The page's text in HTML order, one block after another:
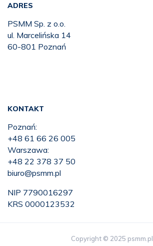
ADRES
PSMM Sp. z o.o.
ul. Marcelińska 14
60-801 Poznań
KONTAKT
Poznań:
+48 61 66 26 005
Warszawa:
+48 22 378 37 50
biuro@psmm.pl
NIP 7790016297
KRS 0000123532
Copyright © 2025 psmm.pl